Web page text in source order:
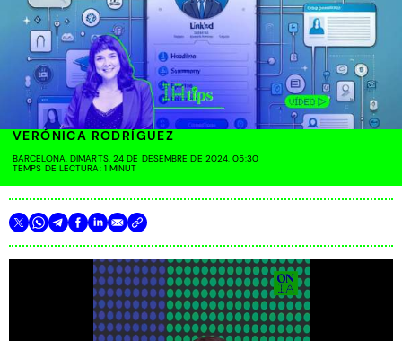
VERÓNICA RODRÍGUEZ
BARCELONA. DIMARTS, 24 DE DESEMBRE DE 2024. 05:30
TEMPS DE LECTURA: 1 MINUT